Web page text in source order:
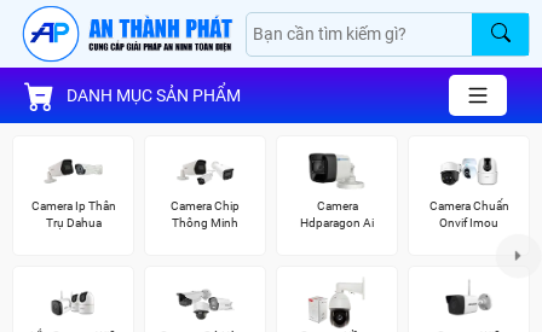
DANH MỤC SẢN PHẨM
Camera Ip Thân
Trụ Dahua
Camera Chip
Thông Minh
Camera
Hdparagon Ai
Camera Chuẩn
Onvif Imou